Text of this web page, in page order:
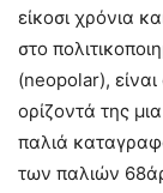
είκοσι χρόνια
στο
(neopolar), είναι
ορίζοντά της
παλιά
των παλιών